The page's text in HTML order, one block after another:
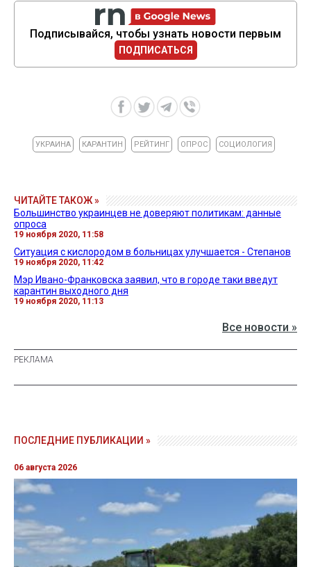
Подписывайся, чтобы узнать новости первым
ПОДПИСАТЬСЯ
УКРАИНА КАРАНТИН РЕЙТИНГ ОПРОС СОЦИОЛОГИЯ
ЧИТАЙТЕ ТАКОЖ »
Большинство украинцев не доверяют политикам: данные
опроса
19 ноября 2020, 11:58
Ситуация с кислородом в больницах улучшается - Степанов
19 ноября 2020, 11:42
Мэр Ивано-Франковска заявил, что в городе таки введут
карантин выходного дня
19 ноября 2020, 11:13
Все новости »
ПОСЛЕДНИЕ ПУБЛИКАЦИИ »
06 августа 2026